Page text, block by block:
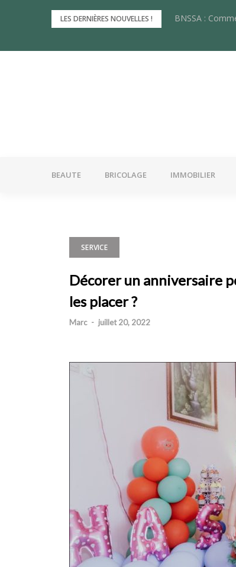
LES DERNIÈRES NOUVELLES ! BNSSA :
Les
BEAUTE BRICOLAGE IMMOBILIER
SERVICE
Décorer un anniversaire
les placer ?
Marc - juillet 20, 2022